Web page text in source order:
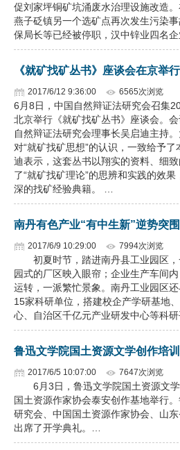
企业文化
《资源再生》杂志
数字报
促刘家坪铜矿坑涌废水治理设施改造
燕子砭镇另一个选矿点再次发生污染
保局长等已经被停职，汉中锌业四名
《就矿找矿丛书》座谈会在京举行
2017/6/12 9:36:00 6565次浏览
6月8日，中国自然辩证法研究会召集
北京举行《就矿找矿丛书》座谈会。
自然辩证法研究会理事长吴启迪主持
对“就矿找矿思想”的认识，一致给予
迪表示，这套丛书以翔实的资料、细
了“就矿找矿理论”的思辨和实践的效
深的找矿经验典籍。 …
南丹有色产业“有中生新”逆势突围
2017/6/9 10:29:00 7994次浏览
初夏时节，踏进南丹县工业园区，
园式的厂区映入眼帘；企业生产车间
运转，一派繁忙景象。南丹工业园区
15家科研单位，搭建校企产学研基地
心、自治区千亿元产业研发中心等科研
鲁迅文学院国土资源文学创作培
2017/6/5 10:07:00 7647次浏览
6月3日，鲁迅文学院国土资源文学
国土资源作家协会泰安创作基地举行
研究会、中国国土资源作家协会、山
出席了开学典礼。…